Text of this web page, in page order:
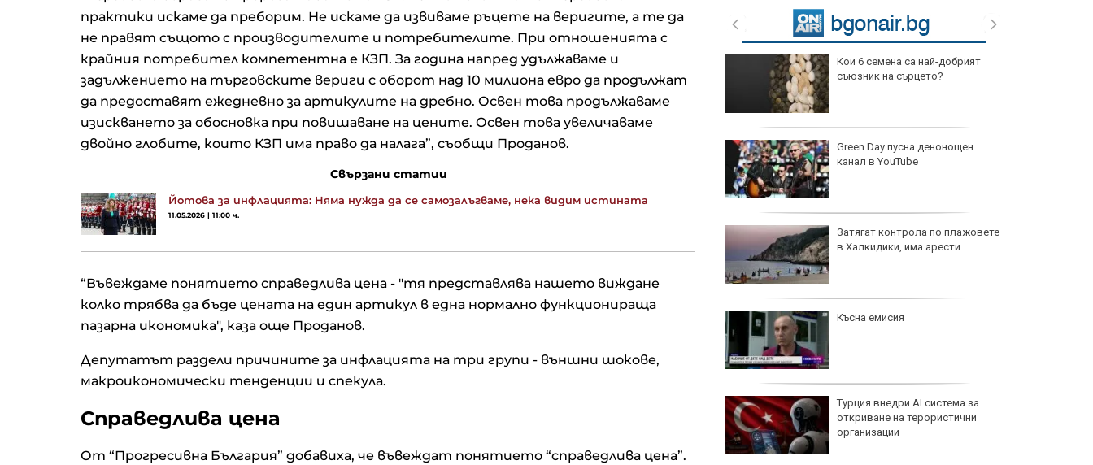
практики искаме да преборим. Не искаме да извиваме ръцете на веригите, а те да
не правят същото с производителите и потребителите. При отношенията с
крайния потребител компетентна е КЗП. За година напред удължаваме и
задължението на търговските вериги с оборот над 10 милиона евро да продължат
да предоставят ежедневно за артикулите на дребно. Освен това продължаваме
изискването за обосновка при повишаване на цените. Освен това увеличаваме
двойно глобите, които КЗП има право да налага”, съобщи Проданов.
Свързани статии
Йотова за инфлацията: Няма нужда да се самозалъгваме, нека видим истината
11.05.2026 | 11:00 ч.
“Въвеждаме понятието справедлива цена - "тя представлява нашето виждане
колко трябва да бъде цената на един артикул в една нормално функционираща
пазарна икономика", каза още Проданов.
Депутатът раздели причините за инфлацията на три групи - външни шокове,
макроикономически тенденции и спекула.
Справедлива цена
От “Прогресивна България” добавиха, че въвеждат понятието “справедлива цена”.
S&P 500 записа нов рекорд в
очакване на отварянето на
Ормузкия проток
Кадър на деня за 7 август
Кои 6 семена са най-добрият
съюзник на сърцето?
Green Day пусна денонощен
канал в YouTube
Затягат контрола по плажовете
в Халкидики, има арести
Късна емисия
Турция внедри AI система за
откриване на терористични
организации